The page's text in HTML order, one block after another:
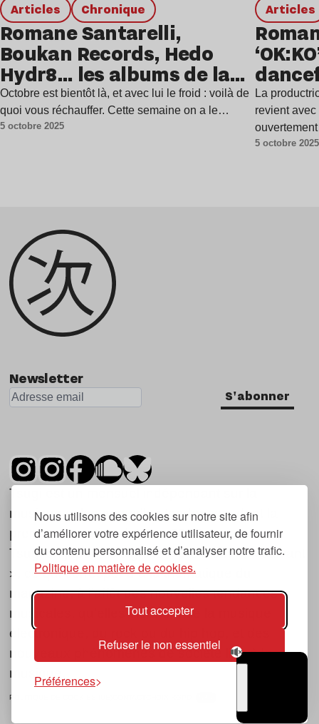
Nous utilisons des cookies sur notre site afin
d’améliorer votre expérience utilisateur, de fournir
du contenu personnalisé et d’analyser notre trafic.
Politique en matière de cookies.
Tout accepter
Refuser le non essentiel
Préférences
Articles chronique
Romane Santarelli,
Boukan Records, Hedo
Hydr8… les albums de la
semaine
Octobre est bientôt là, et avec lui le froid : voilà de
quoi vous réchauffer. Cette semaine on a le…
5 octobre 2025
Articles
La
revient
avec une
5 octobre 2025
Newsletter
S'abonner
Tsugi est un mensuel indépendant sur la
musique et les nouvelles tendances, dont la
première parution date de 2007.
Tsugi en japonais signifie « prochain », « suivant
», ce qui correspond à la thématique du
magazine, à l’affût des nouvelles tendances
musicales, qu’elles viennent de la musique
électronique, du rock ou du hip hop, et des
nouveaux phénomènes de société liés à la
musique.
POLITIQUE DE COOKIES (UE)